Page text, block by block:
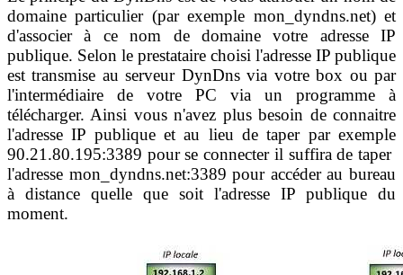
domaine particulier (par exemple mon_dyndns.net) et
d'associer à ce nom de domaine votre adresse IP
publique. Selon le prestataire choisi l'adresse IP publique
est transmise au serveur DynDns via votre box ou par
l'intermédiaire de votre PC via un programme à
télécharger. Ainsi vous n'avez plus besoin de connaitre
l'adresse IP publique et au lieu de taper par exemple
90.21.80.195:3389 pour se connecter il suffira de taper
l'adresse mon_dyndns.net:3389 pour accéder au bureau
à distance quelle que soit l'adresse IP publique du
moment.